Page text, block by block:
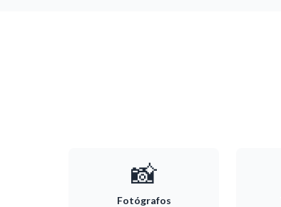
📸
Fotógrafos